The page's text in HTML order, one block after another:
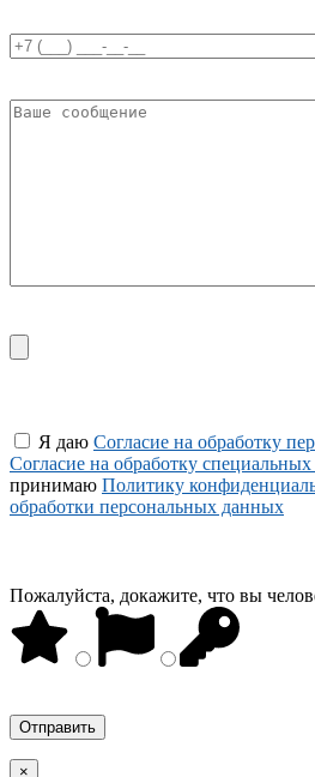
Я даю Согласие на обработку
Согласие на обработку
принимаю Политику
обработки персональных данных
Пожалуйста, докажите, что вы
×